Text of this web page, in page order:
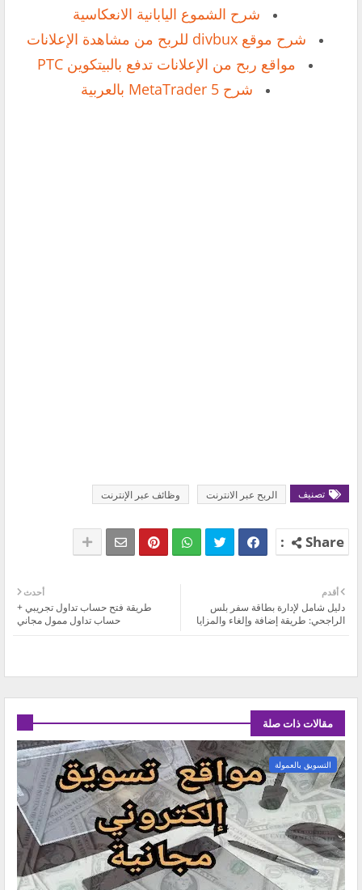
شرح الشموع اليابانية الانعكاسية
شرح موقع divbux للربح من مشاهدة الإعلانات
مواقع ربح من الإعلانات تدفع بالبيتكوين PTC
شرح MetaTrader 5 بالعربية
تصنيف الربح عبر الانترنت وظائف عبر الإنترنت
أحدث
طريقة فتح حساب تداول تجريبي +
حساب تداول ممول مجاني
أقدم
دليل شامل لإدارة بطاقة سفر بلس
الراجحي: طريقة إضافة وإلغاء والمزايا
مقالات ذات صلة
التسويق بالعمولة